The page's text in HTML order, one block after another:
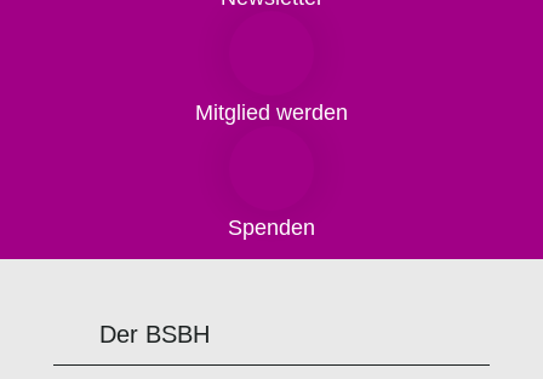
Mitglied werden
Spenden
Der BSBH